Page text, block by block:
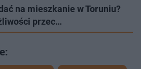
na mieszkanie w Toruniu?
przec…